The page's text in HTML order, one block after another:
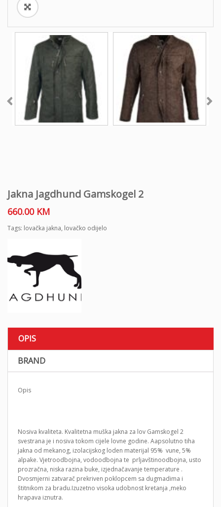
Jakna Jagdhund Gamskogel 2
660.00 KM
Tags: lovačka jakna, lovačko odijelo
OPIS
BRAND
Opis
Nosiva kvaliteta. Kvalitetna muška jakna za lov Gamskogel 2
svestrana je i nosiva tokom cijele lovne godine. Aapsolutno tiha
jakna od mekanog, izolacijskog loden materijal 95% vune, 5%
alpake. Vjetroodbojna, vodoodbojna te prljavštinoodbojna, usto
prozračna, niska razina buke, izjednačavanje temperature .
Dvosmjerni zatvarač prekriven poklopcem sa dugmadima i
štitnikom za bradu.Izuzetno visoka udobnost kretanja ,meko
hrapava iznutra.